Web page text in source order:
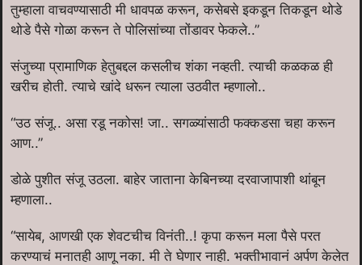
तुम्हाला वाचवण्यासाठी मी धावपळ करून, कसेबसे इकडून तिकडून थोडे
थोडे पैसे गोळा करून ते पोलिसांच्या तोंडावर फेकले..”
संजुच्या प्रामाणिक हेतुबद्दल कसलीच शंका नव्हती. त्याची कळकळ ही
खरीच होती. त्याचे खांदे धरून त्याला उठवीत म्हणालो..
“उठ संजू.. असा रडू नकोस! जा.. सगळ्यांसाठी फक्कडसा चहा करून
आण..”
डोळे पुशीत संजू उठला. बाहेर जाताना केबिनच्या दरवाजापाशी थांबून
म्हणाला..
“सायेब, आणखी एक शेवटचीच विनंती..! कृपा करून मला पैसे परत
करण्याचं मनातही आणू नका. मी ते घेणार नाही. भक्तीभावानं अर्पण केलेत